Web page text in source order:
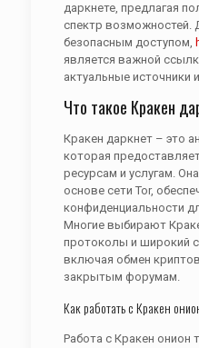
даркнете, предлагая
спектр возможностей.
безопасным доступом,
является важной
актуальные источники
Что такое Кракен
Кракен даркнет – это
которая
ресурсам и услугам.
основе сети Tor,
конфиденциальности
Многие выбирают
протоколы и широкий
включая обмен
закрытым форумам.
Как работать с Кракен
Работа с Кракен онион